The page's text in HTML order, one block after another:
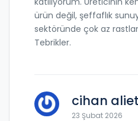
ürün değil, şeffaflık
sektöründe çok az
Tebrikler.
cihan aliet
23 Şubat 2026